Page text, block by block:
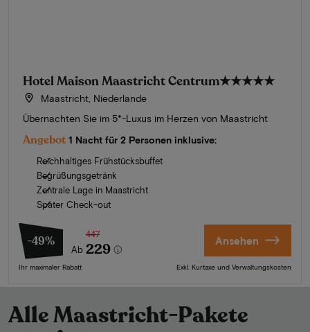
Hotel Maison Maastricht Centrum★★★★★
Maastricht, Niederlande
Übernachten Sie im 5*-Luxus im Herzen von Maastricht
Angebot 1 Nacht für 2 Personen inklusive:
Reichhaltiges Frühstücksbuffet
Begrüßungsgetränk
Zentrale Lage in Maastricht
Später Check-out
-49%
Ab
447
229
Ihr maximaler Rabatt
Ansehen
Exkl. Kurtaxe und Verwaltungskosten
Alle Maastricht-Pakete